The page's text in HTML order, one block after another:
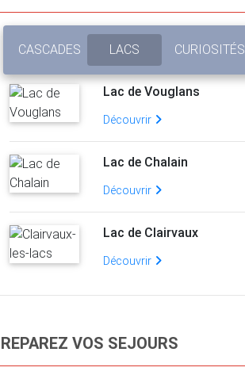
CASCADES LACS CURIOSITÉS
Lac de Vouglans
Découvrir
Lac de Chalain
Découvrir
Lac de Clairvaux
Découvrir
VOS SEJOURS